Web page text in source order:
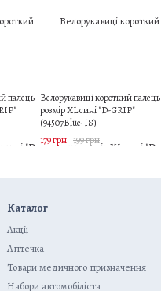
палець Велорукавиці короткий палець
розмір XL сині "D-GRIP"
(94507Blue-IS)
179 грн 199 грн
Каталог
Акції
Аптечка
Товари медичного призначення
Набори автомобіліста